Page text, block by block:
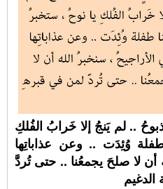
.. لم يَنجُ إلا خَرابُ الفُلكِ
وُئِدَت .. وعن عذاباتِها
أن لا صلحَ يجمعُنا .. حتى تُردَّ